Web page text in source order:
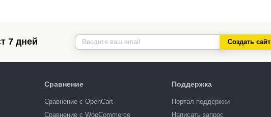
7 дней Создать сайт
Сравнение
Сравнение с OpenCart
Сравнение с WooCommerce
Поддержка
Портал поддержки
Написать запрос